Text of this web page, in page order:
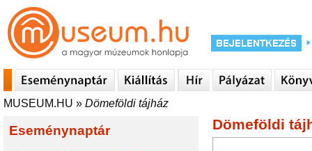
MUSEUM.HU » Dömeföldi tájház
Eseménynaptár Dömeföldi